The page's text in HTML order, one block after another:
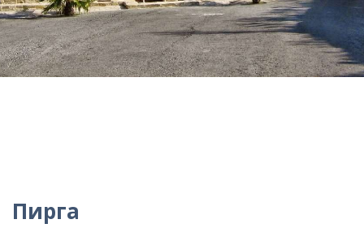
Пирга